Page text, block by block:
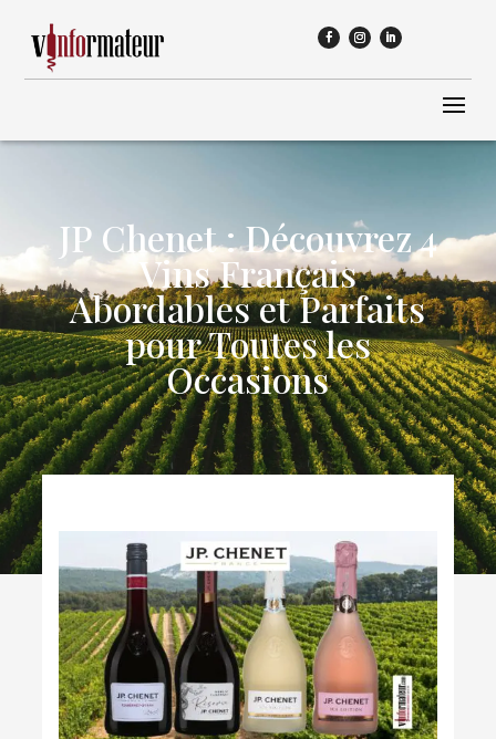
JP Chenet : Découvrez 4
Vins Français
Abordables et Parfaits
pour Toutes les
Occasions